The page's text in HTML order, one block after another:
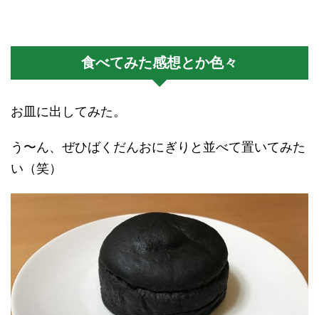
食べてみた感想とか色々
お皿に出してみた。
う〜ん、ぜひばくだんおにぎりと並べて置いてみた
い（笑）